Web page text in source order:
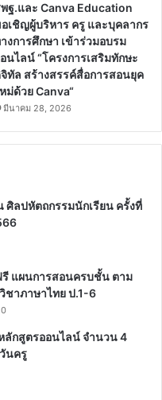
ฐ.และ Canva Education
เชิญผู้บริหาร ครู และบุคลากร
งการศึกษา เข้าร่วมอบรม
นไลน์ “โครงการเสริมทักษะ
ทัล สร้างสรรค์สื่อการสอนยุค
ม่ด้วย Canva“
มีนาคม 28, 2026
ลปหัตถกรรมนักเรียน ครั้งที่
แผนการสอนครบชั้น ตาม
ชาภาษาไทย ป.1-6
ลักสูตรออนไลน์ จำนวน 4
นครู